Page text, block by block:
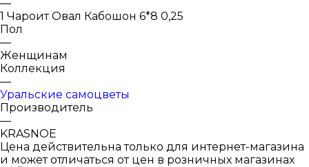
—
1 Чароит Овал Кабошон 6*8 0,25
Пол
—
Женщинам
Коллекция
—
Уральские самоцветы
Производитель
—
KRASNOE
Цена действительна только для интернет-магазина
и может отличаться от цен в розничных магазинах